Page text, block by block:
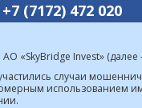
+7 (7172) 472 020
«SkyBridge Invest» (далее
случаи
использованием